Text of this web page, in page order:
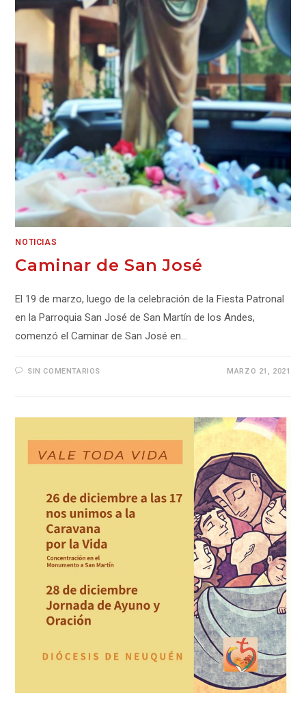
NOTICIAS
Caminar de San José
El 19 de marzo, luego de la celebración de la Fiesta Patronal
en la Parroquia San José de San Martín de los Andes,
comenzó el Caminar de San José en…
SIN COMENTARIOS MARZO 21, 2021